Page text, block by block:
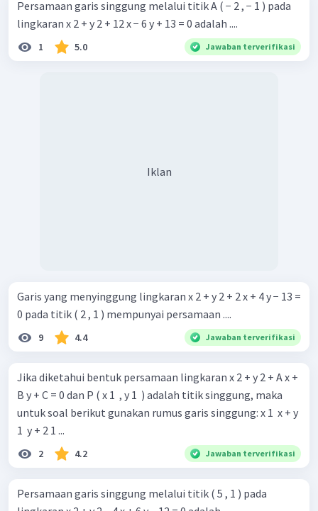
Persamaan garis singgung melalui titik A ( − 2 , − 1 ) pada
lingkaran x 2 + y 2 + 12 x − 6 y + 13 = 0 adalah ....
1 5.0 Jawaban terverifikasi
Iklan
Garis yang menyinggung lingkaran x 2 + y 2 + 2 x + 4 y − 13 =
0 pada titik ( 2 , 1 ) mempunyai persamaan ....
9 4.4 Jawaban terverifikasi
Jika diketahui bentuk persamaan lingkaran x 2 + y 2 + A x +
B y + C = 0 dan P ( x 1 ​ , y 1 ​ ) adalah titik singgung, maka
untuk soal berikut gunakan rumus garis singgung: x 1 ​ x + y
1 ​ y + 2 1 ...
2 4.2 Jawaban terverifikasi
Persamaan garis singgung melalui titik ( 5 , 1 ) pada